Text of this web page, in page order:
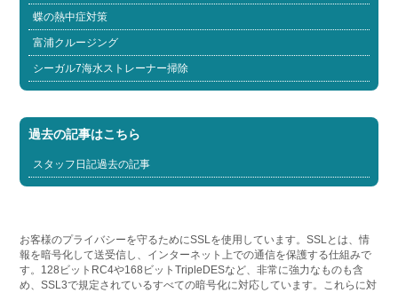
蝶の熱中症対策
富浦クルージング
シーガル7海水ストレーナー掃除
過去の記事はこちら
スタッフ日記過去の記事
お客様のプライバシーを守るためにSSLを使用しています。SSLとは、情
報を暗号化して送受信し、インターネット上での通信を保護する仕組みで
す。128ビットRC4や168ビットTripleDESなど、非常に強力なものも含
め、SSL3で規定されているすべての暗号化に対応しています。これらに対